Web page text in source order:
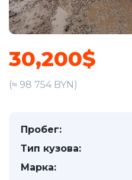
30,200$
(≈ 98 754 BYN)
Пробег:
Тип кузова:
Марка: